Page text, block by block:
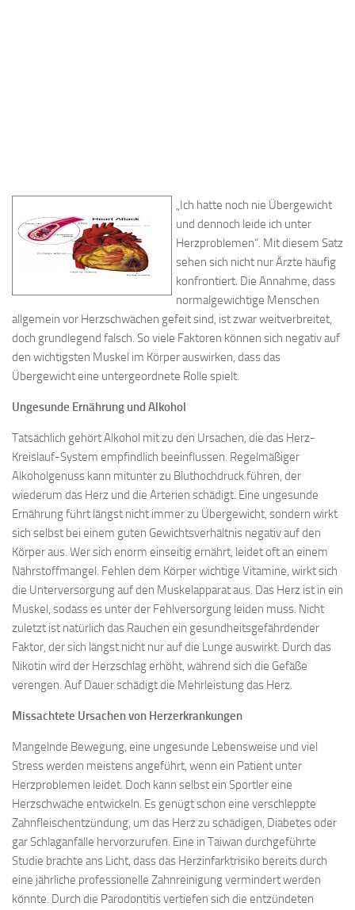
„Ich hatte noch nie Übergewicht
und dennoch leide ich unter
Herzproblemen“. Mit diesem Satz
sehen sich nicht nur Ärzte häufig
konfrontiert. Die Annahme, dass
normalgewichtige Menschen
allgemein vor Herzschwächen gefeit sind, ist zwar weitverbreitet,
doch grundlegend falsch. So viele Faktoren können sich negativ auf
den wichtigsten Muskel im Körper auswirken, dass das
Übergewicht eine untergeordnete Rolle spielt.
Ungesunde Ernährung und Alkohol
Tatsächlich gehört Alkohol mit zu den Ursachen, die das Herz-
Kreislauf-System empfindlich beeinflussen. Regelmäßiger
Alkoholgenuss kann mitunter zu Bluthochdruck führen, der
wiederum das Herz und die Arterien schädigt. Eine ungesunde
Ernährung führt längst nicht immer zu Übergewicht, sondern wirkt
sich selbst bei einem guten Gewichtsverhältnis negativ auf den
Körper aus. Wer sich enorm einseitig ernährt, leidet oft an einem
Nährstoffmangel. Fehlen dem Körper wichtige Vitamine, wirkt sich
die Unterversorgung auf den Muskelapparat aus. Das Herz ist in ein
Muskel, sodass es unter der Fehlversorgung leiden muss. Nicht
zuletzt ist natürlich das Rauchen ein gesundheitsgefährdender
Faktor, der sich längst nicht nur auf die Lunge auswirkt. Durch das
Nikotin wird der Herzschlag erhöht, während sich die Gefäße
verengen. Auf Dauer schädigt die Mehrleistung das Herz.
Missachtete Ursachen von Herzerkrankungen
Mangelnde Bewegung, eine ungesunde Lebensweise und viel
Stress werden meistens angeführt, wenn ein Patient unter
Herzproblemen leidet. Doch kann selbst ein Sportler eine
Herzschwäche entwickeln. Es genügt schon eine verschleppte
Zahnfleischentzündung, um das Herz zu schädigen, Diabetes oder
gar Schlaganfälle hervorzurufen. Eine in Taiwan durchgeführte
Studie brachte ans Licht, dass das Herzinfarktrisiko bereits durch
eine jährliche professionelle Zahnreinigung vermindert werden
könnte. Durch die Parodontitis vertiefen sich die entzündeten